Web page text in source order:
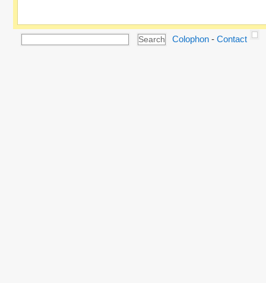
Colophon -Contact